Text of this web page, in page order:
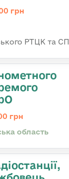
грн
РТЦК та СП
грн
область